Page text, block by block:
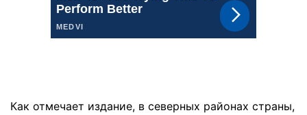
Как отмечает издание, в северных районах страны,